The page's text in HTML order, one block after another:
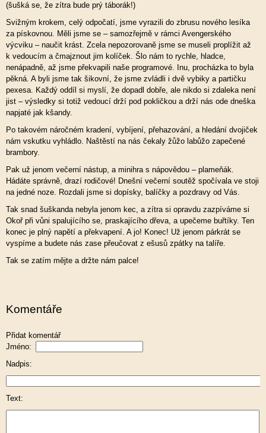
(šušká se, že zítra bude prý táborák!)
Svižným krokem, celý odpočatí, jsme vyrazili do zbrusu nového lesíka
za pískovnou. Měli jsme se – samozřejmě v rámci Avengerského
výcviku – naučit krást. Zcela nepozorovaně jsme se museli proplížit až
k vedoucím a čmajznout jim kolíček. Šlo nám to rychle, hladce,
nenápadně, až jsme překvapili naše programové. Inu, procházka to byla
pěkná. A byli jsme tak šikovní, že jsme zvládli i dvě vybiky a partičku
pexesa. Každý oddíl si myslí, že dopadl dobře, ale nikdo si zdaleka není
jist – výsledky si totiž vedoucí drží pod pokličkou a drží nás ode dneška
napjaté jak kšandy.
Po takovém náročném kradení, vybíjení, přehazování, a hledání dvojiček
nám vskutku vyhládlo. Naštěstí na nás čekaly žůžo labůžo zapečené
brambory.
Pak už jenom večerní nástup, a minihra s nápovědou – plameňák.
Hádáte správně, drazí rodičové! Dnešní večerní soutěž spočívala ve stoji
na jedné noze. Rozdali jsme si dopísky, balíčky a pozdravy od Vás.
Tak snad šuškanda nebyla jenom kec, a zítra si opravdu zazpíváme si
Okoř při vůni spalujícího se, praskajícího dřeva, a upečeme buřtíky. Ten
konec je plný napětí a překvapení. A jo! Konec! Už jenom párkrát se
vyspíme a budete nás zase přeučovat z ešusů zpátky na talíře.
Tak se zatím mějte a držte nám palce!
Komentáře
Přidat komentář
Jméno:
Nadpis:
Text: